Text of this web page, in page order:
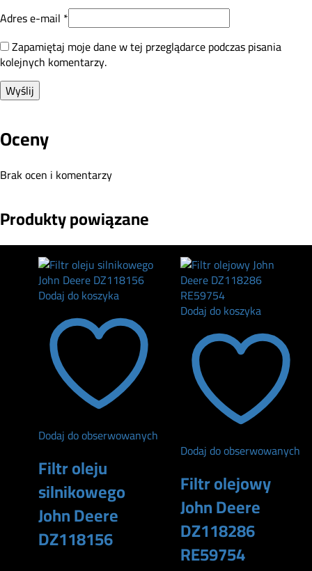
Adres e-mail *
Zapamiętaj moje dane w tej przeglądarce podczas pisania
kolejnych komentarzy.
Oceny
Brak ocen i komentarzy
Produkty powiązane
Dodaj do koszyka
Dodaj do obserwowanych
Filtr oleju
silnikowego
John Deere
DZ118156
Dodaj do koszyka
Dodaj do obserwowanych
Filtr olejowy
John Deere
DZ118286
RE59754